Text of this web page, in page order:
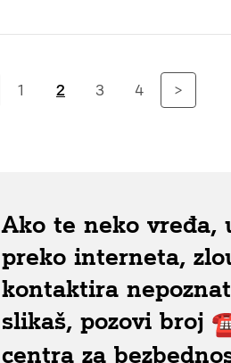
1 2 3 4 >
Ako te neko vređa,
preko interneta,
kontaktira
slikaš, pozovi broj
centra za